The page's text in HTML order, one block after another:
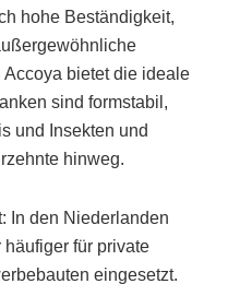
hohe Beständigkeit,
bietet die ideale
sind formstabil,
und Insekten und
hinweg.
In den Niederlanden
für private
eingesetzt.